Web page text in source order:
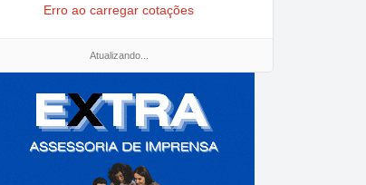
Erro ao carregar cotações
Atualizando...